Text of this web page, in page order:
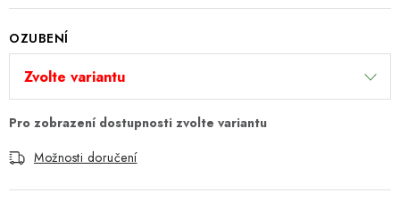
KONTAKTY
DÁRKOVÉ POUKAZY
STROJE DO DÍLNY
OZUBENÍ
Možnosti doručení